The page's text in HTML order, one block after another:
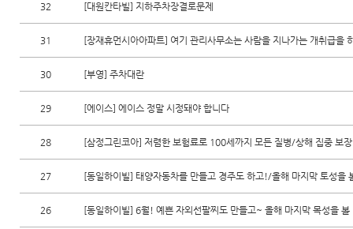
32 [대원칸타빌] 지하주차장결로문제
31 [장재휴먼시아아파트] 여기 관리사무소는 사람을 지나가는 개취급을
30 [부영] 주차대란
29 [에이스] 에이스 정말 시정돼야 합니다
28 [삼정그린코아] 저렴한 보험료로 100세까지 모든 질병/상해 집중 보
27 [동일하이빌] 태양자동차를 만들고 경주도 하고!/올해 마지막 토성을
26 [동일하이빌] 6월! 예쁜 자외선팔찌도 만들고~ 올해 마지막 목성을 볼